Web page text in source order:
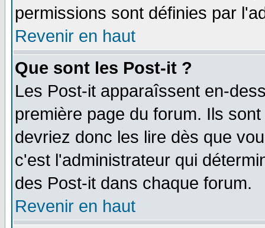
permissions sont définies par
Revenir en haut
Que sont les Post-it ?
Les Post-it apparaîssent en-
première page du forum. Ils
devriez donc les lire dès que
c'est l'administrateur qui
des Post-it dans chaque forum.
Revenir en haut